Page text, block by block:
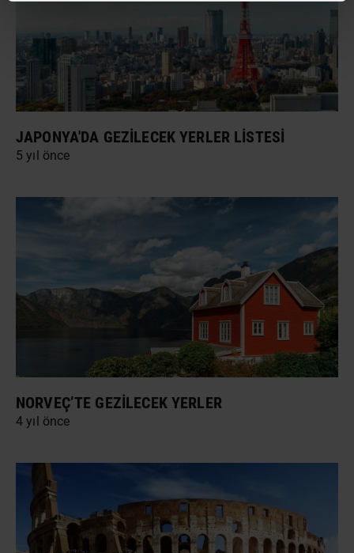
JAPONYA'DA GEZILECEK YERLER LISTESI
5 yıl önce
NORVEÇ’TE GEZILECEK YERLER
4 yıl önce